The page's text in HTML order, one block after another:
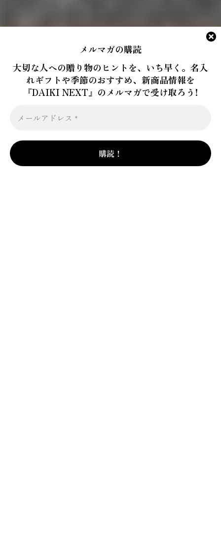
メルマガの購読
大切な人への贈り物のヒントを、いち早く。名入
れギフトや季節のおすすめ、新商品情報を
『DAIKI NEXT』のメルマガで受け取ろう!